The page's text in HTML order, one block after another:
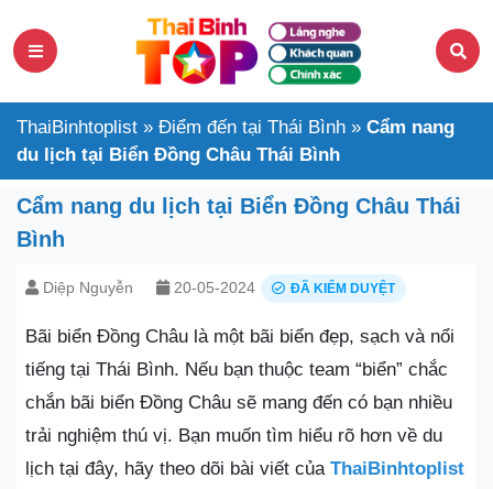
ThaiBinhtoplist » Điểm đến tại Thái Bình » Cẩm nang
du lịch tại Biển Đồng Châu Thái Bình
Cẩm nang du lịch tại Biển Đồng Châu Thái
Bình
Diệp Nguyễn 20-05-2024 ĐÃ KIỂM DUYỆT
Bãi biển Đồng Châu là một bãi biển đẹp, sạch và nổi
tiếng tại Thái Bình. Nếu bạn thuộc team “biển” chắc
chắn bãi biển Đồng Châu sẽ mang đến có bạn nhiều
trải nghiệm thú vị. Bạn muốn tìm hiểu rõ hơn về du
lịch tại đây, hãy theo dõi bài viết của ThaiBinhtoplist